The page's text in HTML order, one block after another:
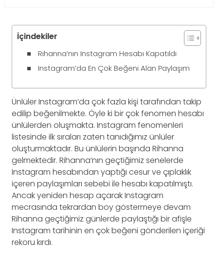
İçindekiler
Rihanna’nın Instagram Hesabı Kapatıldı
Instagram’da En Çok Beğeni Alan Paylaşım
Ünlüler Instagram’da çok fazla kişi tarafından takip
edilip beğenilmekte. Öyle ki bir çok fenomen hesabı
ünlülerden oluşmakta. Instagram fenomenleri
listesinde ilk sıraları zaten tanıdığımız ünlüler
oluşturmaktadır. Bu ünlülerin başında Rihanna
gelmektedir. Rihanna’nın geçtiğimiz senelerde
Instagram hesabından yaptığı cesur ve çıplaklık
içeren paylaşımları sebebi ile hesabı kapatılmıştı.
Ancak yeniden hesap açarak Instagram
mecrasında tekrardan boy göstermeye devam
Rihanna geçtiğimiz günlerde paylaştığı bir afişle
Instagram tarihinin en çok beğeni gönderilen içeriği
rekoru kırdı.